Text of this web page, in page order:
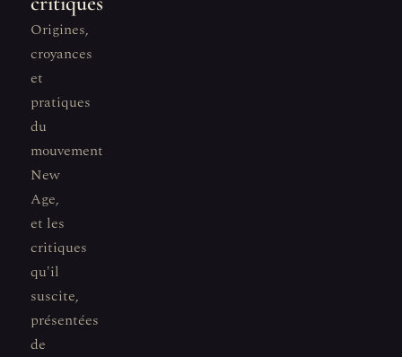
Origines,
croyances
et
pratiques
du
mouvement
New
Age,
et les
critiques
qu'il
suscite,
présentées
de